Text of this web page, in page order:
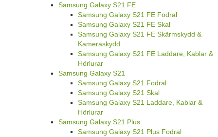
Samsung Galaxy S21 FE
Samsung Galaxy S21 FE Fodral
Samsung Galaxy S21 FE Skal
Samsung Galaxy S21 FE Skärmskydd &
Kameraskydd
Samsung Galaxy S21 FE Laddare, Kablar &
Hörlurar
Samsung Galaxy S21
Samsung Galaxy S21 Fodral
Samsung Galaxy S21 Skal
Samsung Galaxy S21 Laddare, Kablar &
Hörlurar
Samsung Galaxy S21 Plus
Samsung Galaxy S21 Plus Fodral